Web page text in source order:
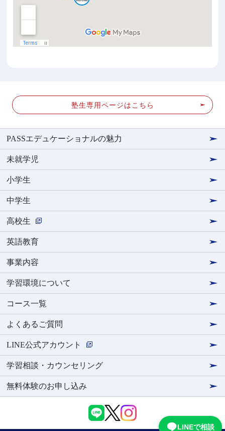
塾生専用ページはこちら
PASSエデュケーショナルの魅力
未就学児
小学生
中学生
高校生
英語教育
事業内容
学習環境について
コース一覧
よくあるご質問
LINE公式アカウント
学習相談・カウンセリング
無料体験のお申し込み
LINEで相談